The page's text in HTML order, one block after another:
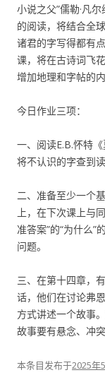
小说之父”儒勒·凡
的阅读，将结合全
诸君的字写得都有
课，将在古诗词飞
增加地理和字帖的内
今日作业三项：
一、阅读E.B.怀特
将不认识的字查到
二、准备至少一个
上，在下次课上与
准答案”的“为什么”
问题。
三、在第十四章，
话，他们在讨论弗
方式讲述一个故事
故事要有悬念、冲
本条目发布于2025年